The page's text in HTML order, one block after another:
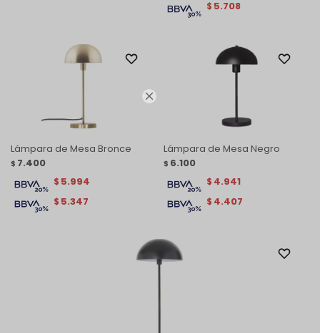

$ 5.708
Lámpara de Mesa Bronce
$ 7.400
$ 5.347
$ 5.994
Lámpara de Mesa Negro
$ 6.100
$ 4.407
$ 4.941